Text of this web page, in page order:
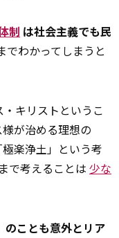
制 は社会主義でも民
でわかってしまうと
キリストというこ
が治める理想の
楽浄土」という考
まで考えることは 少な
のことも意外とリア